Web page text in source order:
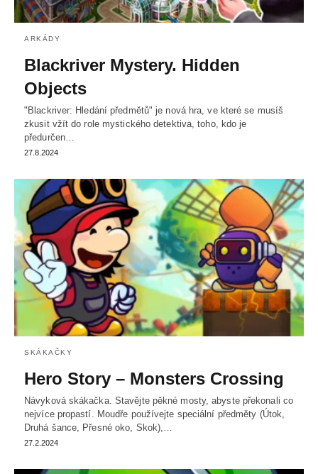
ARKÁDY
Blackriver Mystery. Hidden
Objects
"Blackriver: Hledání předmětů" je nová hra, ve které se musíš
zkusit vžít do role mystického detektiva, toho, kdo je
předurčen…
27.8.2024
SKÁKAČKY
Hero Story – Monsters Crossing
Návyková skákačka. Stavějte pěkné mosty, abyste překonali co
nejvíce propastí. Moudře používejte speciální předměty (Útok,
Druhá šance, Přesné oko, Skok),…
27.2.2024